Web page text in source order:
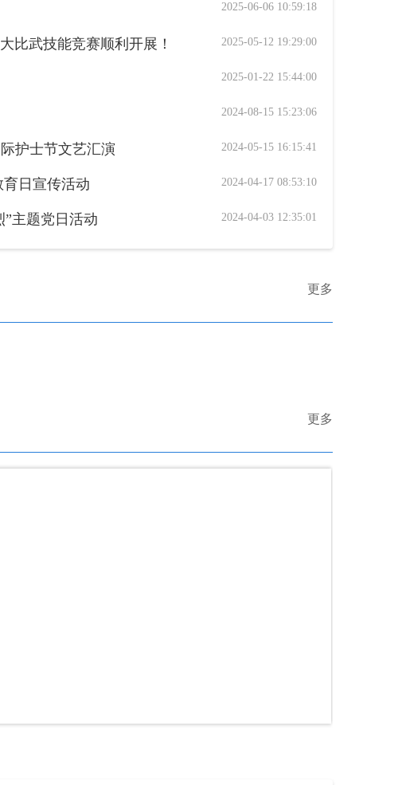
2025-06-06 10:59:18
比武技能竞赛顺利开展！ 2025-05-12 19:29:00
2025-01-22 15:44:00
2024-08-15 15:23:06
护士节文艺汇演 2024-05-15 16:15:41
日宣传活动 2024-04-17 08:53:10
”主题党日活动 2024-04-03 12:35:01
更多
更多